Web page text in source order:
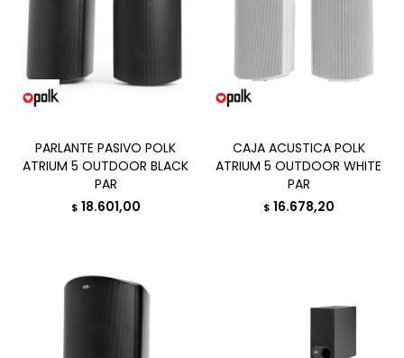
PARLANTE PASIVO POLK
ATRIUM 5 OUTDOOR BLACK
PAR
$ 18.601,00
CAJA ACUSTICA POLK
ATRIUM 5 OUTDOOR WHITE
PAR
$ 16.678,20